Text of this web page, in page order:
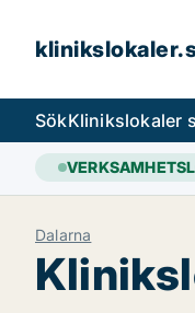
SökKlinikslokaler
Dalarna